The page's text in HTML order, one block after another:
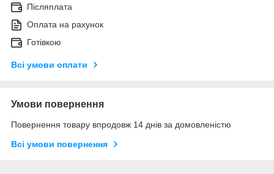
Післяплата
Оплата на рахунок
Готівкою
Всі умови оплати
Умови повернення
Повернення товару впродовж 14 днів за домовленістю
Всі умови повернення